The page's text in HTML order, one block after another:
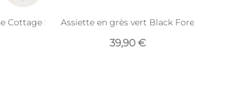
Cottage 20 cm (Lot de 6) (Blanc et gris)
Assiette en grès vert Black Forest (Lot de 6)
39,90 €